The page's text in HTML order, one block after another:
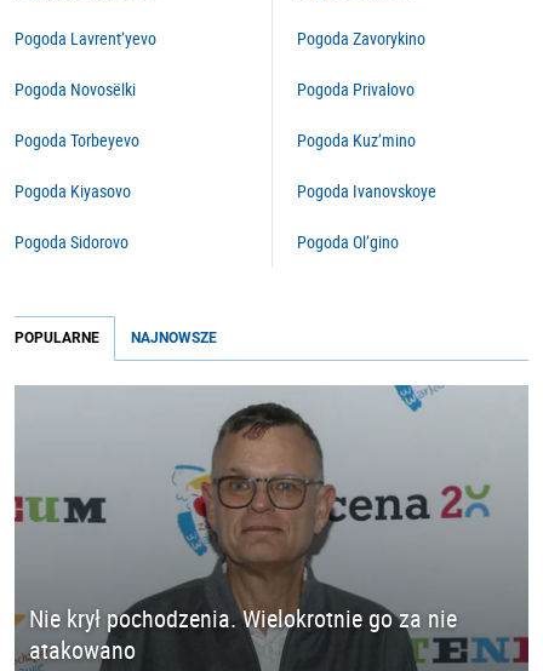
Pogoda Lavrent’yevo
Pogoda Novosëlki
Pogoda Torbeyevo
Pogoda Kiyasovo
Pogoda Sidorovo
Pogoda Zavorykino
Pogoda Privalovo
Pogoda Kuz’mino
Pogoda Ivanovskoye
Pogoda Ol’gino
POPULARNE NAJNOWSZE
Nie krył pochodzenia. Wielokrotnie go za nie
atakowano